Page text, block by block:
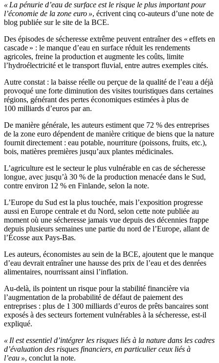
« La pénurie d’eau de surface est le risque le plus important pour
l’économie de la zone euro », écrivent cinq co-auteurs d’une note de
blog publiée sur le site de la BCE.
Des épisodes de sécheresse extrême peuvent entraîner des « effets en
cascade » : le manque d’eau en surface réduit les rendements
agricoles, freine la production et augmente les coûts, limite
l’hydroélectricité et le transport fluvial, entre autres exemples cités.
Autre constat : la baisse réelle ou perçue de la qualité de l’eau a déjà
provoqué une forte diminution des visites touristiques dans certaines
régions, générant des pertes économiques estimées à plus de
100 milliards d’euros par an.
De manière générale, les auteurs estiment que 72 % des entreprises
de la zone euro dépendent de manière critique de biens que la nature
fournit directement : eau potable, nourriture (poissons, fruits, etc.),
bois, matières premières jusqu’aux plantes médicinales.
L’agriculture est le secteur le plus vulnérable en cas de sécheresse
longue, avec jusqu’à 30 % de la production menacée dans le Sud,
contre environ 12 % en Finlande, selon la note.
L’Europe du Sud est la plus touchée, mais l’exposition progresse
aussi en Europe centrale et du Nord, selon cette note publiée au
moment où une sécheresse jamais vue depuis des décennies frappe
depuis plusieurs semaines une partie du nord de l’Europe, allant de
l’Écosse aux Pays-Bas.
Les auteurs, économistes au sein de la BCE, ajoutent que le manque
d’eau devrait entraîner une hausse des prix de l’eau et des denrées
alimentaires, nourrissant ainsi l’inflation.
Au-delà, ils pointent un risque pour la stabilité financière via
l’augmentation de la probabilité de défaut de paiement des
entreprises : plus de 1 300 milliards d’euros de prêts bancaires sont
exposés à des secteurs fortement vulnérables à la sécheresse, est-il
expliqué.
« Il est essentiel d’intégrer les risques liés à la nature dans les cadres
d’évaluation des risques financiers, en particulier ceux liés à
l’eau », conclut la note.